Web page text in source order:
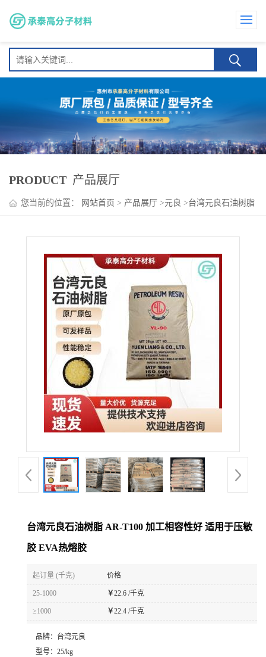
PRODUCT 产品展厅
您当前的位置： 网站首页 > 产品展厅 >元良 >台湾元良石油树脂
台湾元良石油树脂 AR-T100 加工相容性好 适用于压敏
胶 EVA热熔胶
起订量 (千克) 价格
25-1000 ￥22.6 /千克
≥1000 ￥22.4 /千克
品牌： 台湾元良
型号： 25/kg